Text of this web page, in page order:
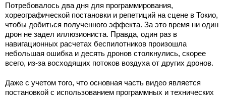
Потребовалось два дня для программирования,
хореографической постановки и репетиций на сцене в Токио,
чтобы добиться полученного эффекта. За это время ни один
дрон не задел иллюзиониста. Правда, один раз в
навигационных расчетах беспилотников произошла
небольшая ошибка и десять дронов столкнулись, скорее
всего, из-за восходящих потоков воздуха от других дронов.
Даже с учетом того, что основная часть видео является
постановкой с использованием программных и технических